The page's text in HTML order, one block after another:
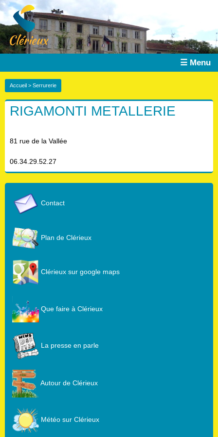
☰ Menu
Accueil > Serrurerie
RIGAMONTI METALLERIE
81 rue de la Vallée
06.34.29.52.27
Contact
Plan de Clérieux
Clérieux sur google maps
Que faire à Clérieux
La presse en parle
Autour de Clérieux
Météo sur Clérieux